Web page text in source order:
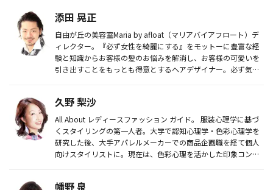
添田 晃正
自由が丘の美容室Maria by afloat（マリアバイアフロート）デ
ィレクター。『必ず女性を綺麗にする』をモットーに豊富な経
験と知識からお客様の髪のお悩みを解消し、お客様の可愛いを
引き出すことをもっとも得意とするヘアデザイナー。必ず気
久野 梨沙
All About レディースファッション ガイド。 服装心理学に基づ
くスタイリングの第一人者。大学で認知心理学・色彩心理学を
研究した後、大手アパレルメーカーでの商品企画職を経て個人
向けスタイリストに。現在は、色彩心理を活かした印象コン
幡野 泉